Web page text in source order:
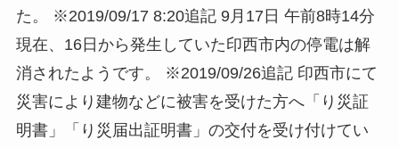
た。 ※2019/09/17 8:20追記 9月17日 午前8時14分
現在、16日から発生していた印西市内の停電は解
消されたようです。
※2019/09/26追記 印西市にて
災害により建物などに被害を受けた方へ「り災証
明書」「り災届出証明書」の交付を受け付けてい